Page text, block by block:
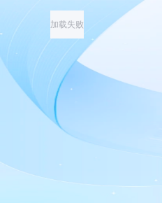
加载失败